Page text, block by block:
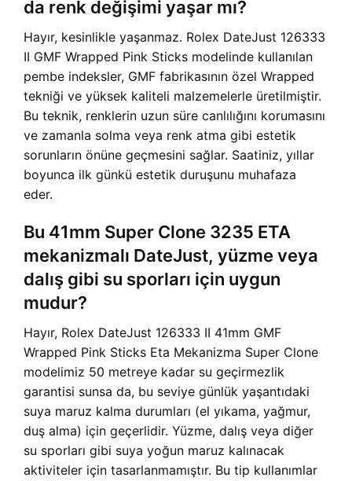
da renk değişimi yaşar mı?
Hayır, kesinlikle yaşanmaz. Rolex DateJust 126333
II GMF Wrapped Pink Sticks modelinde kullanılan
pembe indeksler, GMF fabrikasının özel Wrapped
tekniği ve yüksek kaliteli malzemelerle üretilmiştir.
Bu teknik, renklerin uzun süre canlılığını korumasını
ve zamanla solma veya renk atma gibi estetik
sorunların önüne geçmesini sağlar. Saatiniz, yıllar
boyunca ilk günkü estetik duruşunu muhafaza
eder.
Bu 41mm Super Clone 3235 ETA
mekanizmalı DateJust, yüzme veya
dalış gibi su sporları için uygun
mudur?
Hayır, Rolex DateJust 126333 II 41mm GMF
Wrapped Pink Sticks Eta Mekanizma Super Clone
modelimiz 50 metreye kadar su geçirmezlik
garantisi sunsa da, bu seviye günlük yaşantıdaki
suya maruz kalma durumları (el yıkama, yağmur,
duş alma) için geçerlidir. Yüzme, dalış veya diğer
su sporları gibi suya yoğun maruz kalınacak
aktiviteler için tasarlanmamıştır. Bu tip kullanımlar